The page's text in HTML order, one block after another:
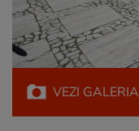
VEZI GALERIA